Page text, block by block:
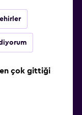
en çok gittiği